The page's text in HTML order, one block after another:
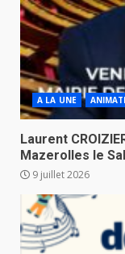
A LA UNE
Laurent
Mazerolles le
9 juillet 2026